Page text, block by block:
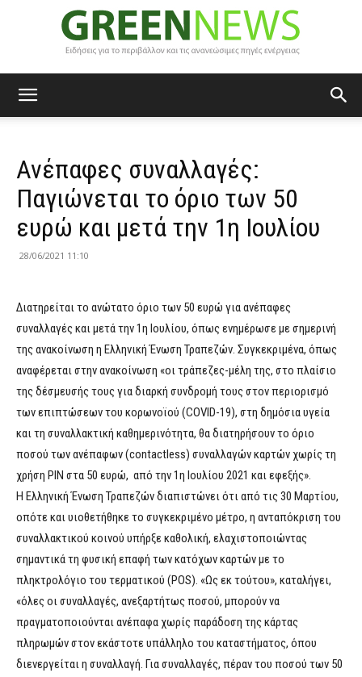
News
Ανέπαφες συναλλαγές:
Παγιώνεται το όριο των 50
ευρώ και μετά την 1η Ιουλίου
28/06/2021 11:10
Διατηρείται το ανώτατο όριο των 50 ευρώ για ανέπαφες
συναλλαγές και μετά την 1η Ιουλίου, όπως ενημέρωσε με σημερινή
της ανακοίνωση η Ελληνική Ένωση Τραπεζών. Συγκεκριμένα, όπως
αναφέρεται στην ανακοίνωση «οι τράπεζες-μέλη της, στο πλαίσιο
της δέσμευσής τους για διαρκή συνδρομή τους στον περιορισμό
των επιπτώσεων του κορωνοϊού (COVID-19), στη δημόσια υγεία
και τη συναλλακτική καθημερινότητα, θα διατηρήσουν το όριο
ποσού των ανέπαφων (contactless) συναλλαγών καρτών χωρίς τη
χρήση ΡΙΝ στα 50 ευρώ, από την 1η Ιουλίου 2021 και εφεξής».
Η Ελληνική Ένωση Τραπεζών διαπιστώνει ότι από τις 30 Μαρτίου,
οπότε και υιοθετήθηκε το συγκεκριμένο μέτρο, η ανταπόκριση του
συναλλακτικού κοινού υπήρξε καθολική, ελαχιστοποιώντας
σημαντικά τη φυσική επαφή των κατόχων καρτών με το
πληκτρολόγιο του τερματικού (POS). «Ως εκ τούτου», καταλήγει,
«όλες οι συναλλαγές, ανεξαρτήτως ποσού, μπορούν να
πραγματοποιούνται ανέπαφα χωρίς παράδοση της κάρτας
πληρωμών στον εκάστοτε υπάλληλο του καταστήματος, όπου
διενεργείται η συναλλαγή. Για συναλλαγές, πέραν του ποσού των 50